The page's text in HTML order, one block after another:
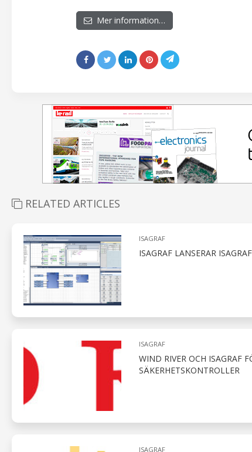
Mer information…
RELATED ARTICLES
ISAGRAF
ISAGRAF LANSERAR
ISAGRAF
WIND RIVER OCH ISAGRAF
SÄKERHETSKONTROLLER
ISAGRAF